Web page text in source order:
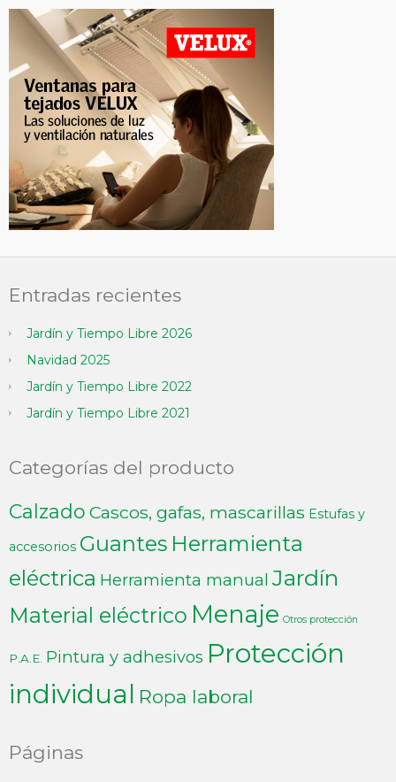
Entradas recientes
Jardín y Tiempo Libre 2026
Navidad 2025
Jardín y Tiempo Libre 2022
Jardín y Tiempo Libre 2021
Categorías del producto
Calzado Cascos, gafas, mascarillas Estufas y
accesorios Guantes Herramienta
eléctrica Herramienta manual Jardín
Material eléctrico Menaje Otros protección
P.A.E. Pintura y adhesivos Protección
individual Ropa laboral
Páginas